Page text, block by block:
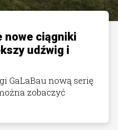
nowe ciągniki
udźwig i
GaLaBau nową serię
zobaczyć